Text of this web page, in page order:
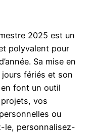
2025 est un
polyvalent pour
Sa mise en
jours fériés et son
font un outil
vos
ou
le, personnalisez-